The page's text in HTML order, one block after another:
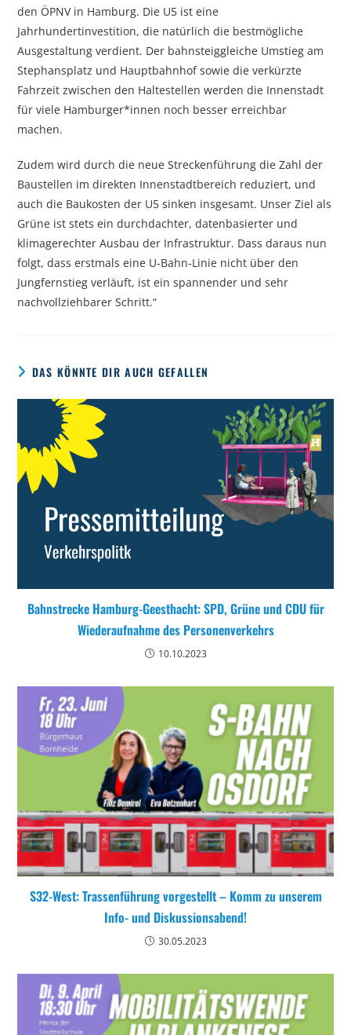
den ÖPNV in Hamburg. Die U5 ist eine
Jahrhundertinvestition, die natürlich die bestmögliche
Ausgestaltung verdient. Der bahnsteiggleiche Umstieg am
Stephansplatz und Hauptbahnhof sowie die verkürzte
Fahrzeit zwischen den Haltestellen werden die Innenstadt
für viele Hamburger*innen noch besser erreichbar
machen.
Zudem wird durch die neue Streckenführung die Zahl der
Baustellen im direkten Innenstadtbereich reduziert, und
auch die Baukosten der U5 sinken insgesamt. Unser Ziel als
Grüne ist stets ein durchdachter, datenbasierter und
klimagerechter Ausbau der Infrastruktur. Dass daraus nun
folgt, dass erstmals eine U-Bahn-Linie nicht über den
Jungfernstieg verläuft, ist ein spannender und sehr
nachvollziehbarer Schritt.“
DAS KÖNNTE DIR AUCH GEFALLEN
Bahnstrecke Hamburg-Geesthacht: SPD, Grüne und CDU für
Wiederaufnahme des Personenverkehrs
10.10.2023
S32-West: Trassenführung vorgestellt – Komm zu unserem
Info- und Diskussionsabend!
30.05.2023